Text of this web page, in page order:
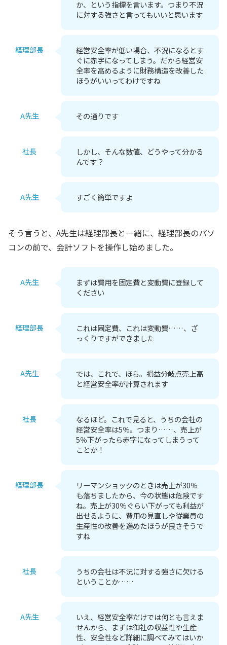
か、という指標を言います。つまり不況
に対する強さと言ってもいいと思います
経理部長
経営安全率が低い場合、不況になるとす
ぐに赤字になってしまう。だから経営安
全率を高めるように財務構造を改善した
ほうがいいってわけですね
A先生 その通りです
社長
しかし、そんな数値、どうやって分かる
んです？
A先生 すごく簡単ですよ
そう言うと、A先生は経理部長と一緒に、経理部長のパソ
コンの前で、会計ソフトを操作し始めました。
A先生
まずは費用を固定費と変動費に登録して
ください
経理部長
これは固定費、これは変動費……、ざ
っくりですができました
A先生
では、これで、ほら。損益分岐点売上高
と経営安全率が計算されます
社長
なるほど。これで見ると、うちの会社の
経営安全率は5％。つまり……、売上が
5％下がったら赤字になってしまうって
ことか！
経理部長
リーマンショックのときは売上が30％
も落ちましたから、今の状態は危険です
ね。売上が30％ぐらい下がっても利益が
出せるように、費用の見直しや従業員の
生産性の改善を進めたほうが良さそうで
すね
社長
うちの会社は不況に対する強さに欠ける
ということか……
A先生
いえ、経営安全率だけでは何とも言えま
せんから、まずは御社の収益性や生産
性、安全性など詳細に調べてみてはいか